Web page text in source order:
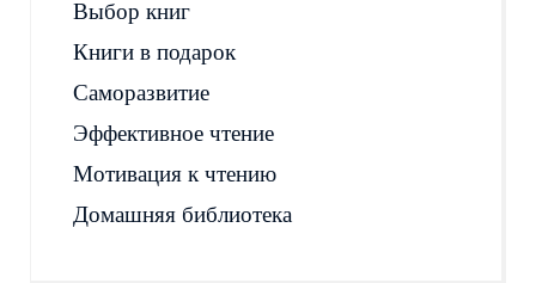
Выбор книг
Книги в подарок
Саморазвитие
Эффективное чтение
Мотивация к чтению
Домашняя библиотека